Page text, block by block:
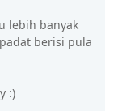
lebih banyak
berisi pula
:)